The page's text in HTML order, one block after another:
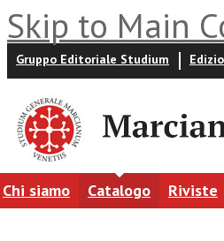
Skip to Main
Gruppo Editoriale Studium
Chi siamo Catalogo Riviste